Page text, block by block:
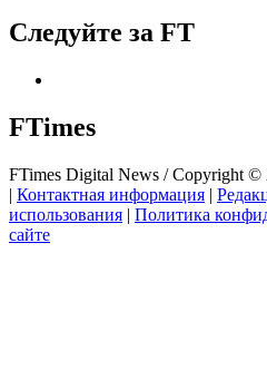
Следуйте за FT
FTimes
FTimes Digital News / Copyright
| Контактная информация |
использования | Политика
сайте